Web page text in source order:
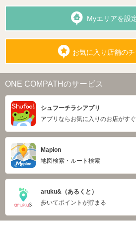
Myエリアを設
お気に入り店舗の
ONE COMPATHのサービス
シュフーチラシアプリ
アプリならお気に入りのお店がす
Mapion
地図検索・ルート検索
aruku&（あるくと）
歩いてポイントが貯まる